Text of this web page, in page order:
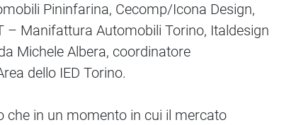
Pininfarina, Cecomp/Icona Design,
– Manifattura Automobili Torino, Italdesign
Michele Albera, coordinatore
dello IED Torino.
che in un momento in cui il mercato